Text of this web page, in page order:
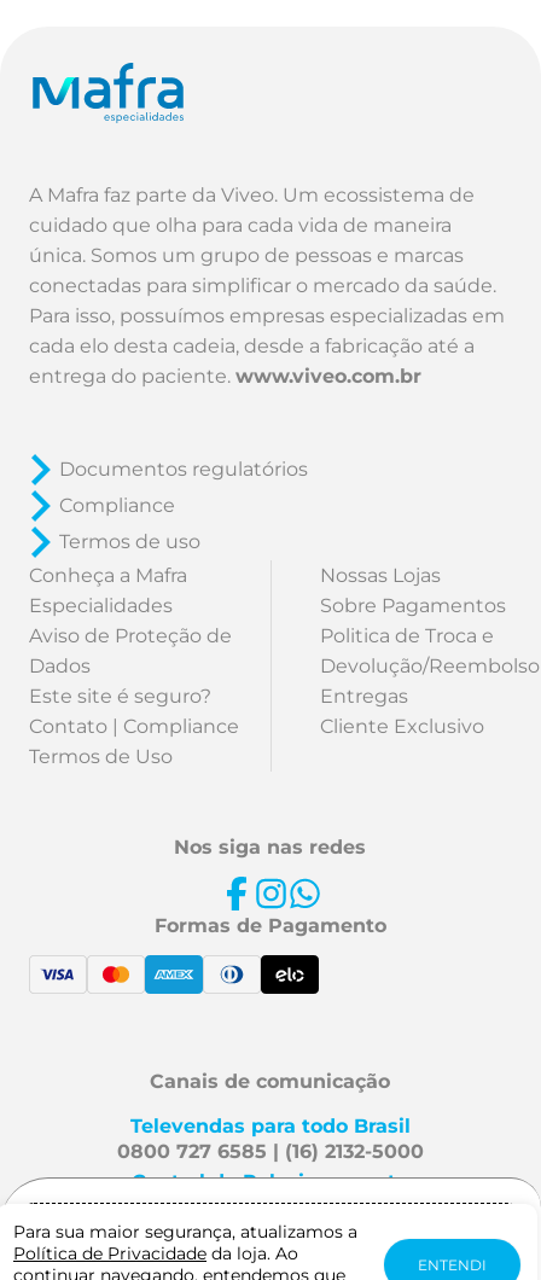
Para sua maior segurança, atualizamos a
Política de Privacidade da loja. Ao
continuar navegando, entendemos que
ENTENDI
Gostaria de receber notificação quando
este produto estiver disponível?
A Mafra faz parte da Viveo. Um ecossistema de
cuidado que olha para cada vida de maneira
única. Somos um grupo de pessoas e marcas
conectadas para simplificar o mercado da saúde.
Para isso, possuímos empresas especializadas em
cada elo desta cadeia, desde a fabricação até a
entrega do paciente.www.viveo.com.br
Documentos regulatórios
Compliance
Termos de uso
Conheça a Mafra
Especialidades
Aviso de Proteção de
Dados
Este site é seguro?
Contato | Compliance
Termos de Uso
Nossas Lojas
Sobre Pagamentos
Politica de Troca e
Devolução/Reembolso
Entregas
Cliente Exclusivo
Nos siga nas redes
Formas de Pagamento
Canais de comunicação
Televendas para todo Brasil
0800 727 6585 | (16) 2132-5000
Central de Relacionamento
Fale Conosco